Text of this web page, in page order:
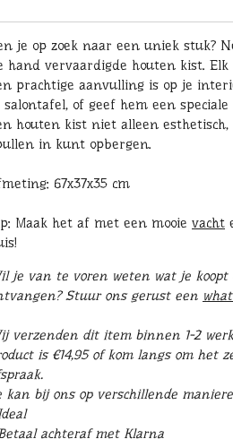
je op zoek naar een uniek stuk?
hand vervaardigde houten kist.
prachtige aanvulling is op je
salontafel, of geef hem een
houten kist niet alleen
in kunt opbergen.
67x37x35 cm
Maak het af met een mooie vacht
je van te voren weten wat je
Stuur ons gerust een
verzenden dit item binnen 1-2
is €14,95 of kom langs om het
kan bij ons op verschillende
achteraf met Klarna